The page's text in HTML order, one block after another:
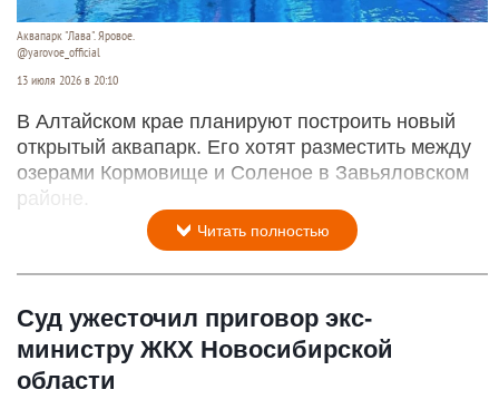
Аквапарк "Лава". Яровое.
@yarovoe_official
13 июля 2026 в 20:10
В Алтайском крае планируют построить новый
открытый аквапарк. Его хотят разместить между
озерами Кормовище и Соленое в Завьяловском
районе.
Читать полностью
Суд ужесточил приговор экс-
министру ЖКХ Новосибирской
области